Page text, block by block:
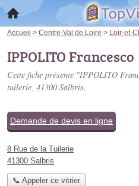
Accueil > Centre-Val de Loire > Loir-et-
IPPOLITO Francesco
Cette fiche présente "IPPOLITO
tuilerie, 41300 Salbris.
Demande de devis en ligne
8 Rue de la Tuilerie
41300 Salbris
📞 Appeler ce vitrier